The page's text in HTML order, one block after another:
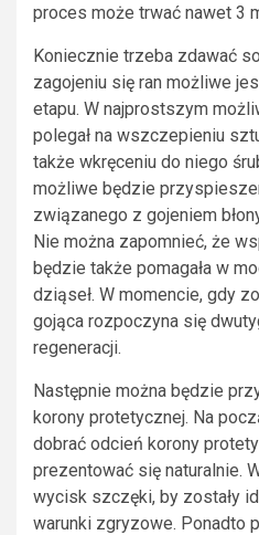
proces może trwać nawet 3
Koniecznie trzeba zdawać
zagojeniu się ran możliwe
etapu. W najprostszym
polegał na wszczepieniu
także wkręceniu do niego
możliwe będzie
związanego z gojeniem
Nie można zapomnieć, że
będzie także pomagała w
dziąseł. W momencie, gdy
gojąca rozpoczyna się
regeneracji.
Następnie można będzie
korony protetycznej. Na
dobrać odcień korony
prezentować się naturalnie.
wycisk szczęki, by zostały
warunki zgryzowe. Ponadto